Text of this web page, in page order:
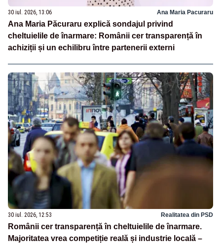
30 iul. 2026, 13:06 Ana Maria Pacuraru
Ana Maria Păcuraru explică sondajul privind
cheltuielile de înarmare: Românii cer transparență în
achiziții și un echilibru între partenerii externi
30 iul. 2026, 12:53 Realitatea din PSD
Românii cer transparență în cheltuielile de înarmare.
Majoritatea vrea competiție reală și industrie locală –